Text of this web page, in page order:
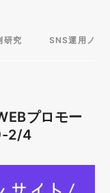
研究 SNS運用ノウ
プロモー
2/4